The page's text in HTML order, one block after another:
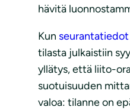
hävitä
Kun seurantatiedot
tilasta julkaistiin
yllätys, että liito-
suotuisuuden
valoa: tilanne on